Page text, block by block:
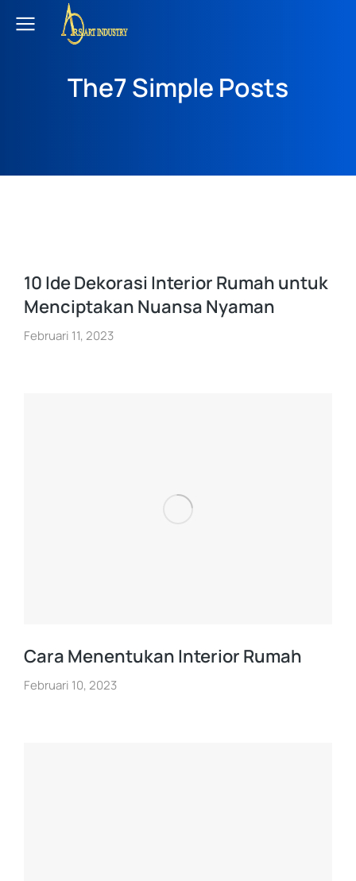
The7 Simple Posts
10 Ide Dekorasi Interior Rumah untuk
Menciptakan Nuansa Nyaman
Februari 11, 2023
Cara Menentukan Interior Rumah
Februari 10, 2023